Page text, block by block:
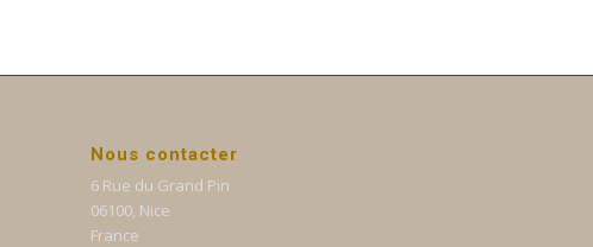
Nous contacter
6 Rue du Grand Pin
06100, Nice
France